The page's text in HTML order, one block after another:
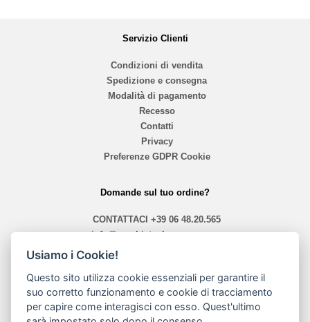
Servizio Clienti
Condizioni di vendita
Spedizione e consegna
Modalità di pagamento
Recesso
Contatti
Privacy
Preferenze GDPR Cookie
Domande sul tuo ordine?
CONTATTACI +39 06 48.20.565
info@mephistoshoproma.com
orari 10,40 - 13,30 / 14,00 - 19,30
Usiamo i Cookie!
Questo sito utilizza cookie essenziali per garantire il
suo corretto funzionamento e cookie di tracciamento
per capire come interagisci con esso. Quest'ultimo